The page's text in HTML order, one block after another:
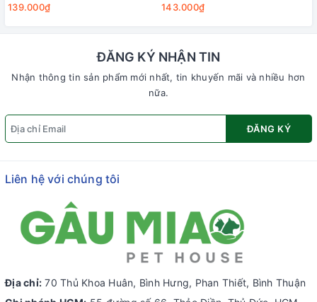
139.000₫
143.000₫
ĐĂNG KÝ NHẬN TIN
Nhận thông tin sản phẩm mới nhất, tin khuyến mãi và nhiều hơn
nữa.
ĐĂNG KÝ
Liên hệ với chúng tôi
Địa chỉ: 70 Thủ Khoa Huân, Bình Hưng, Phan Thiết, Bình Thuận